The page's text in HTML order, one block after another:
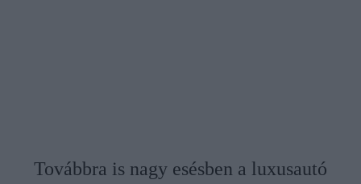
Továbbra is nagy esésben a luxusautó